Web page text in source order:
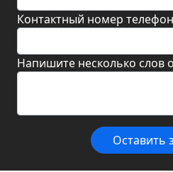
Контактный номер
Напишите несколько слов
Оставить